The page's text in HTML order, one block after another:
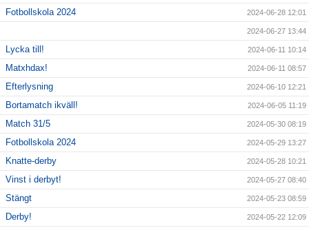
Fotbollskola 2024 2024-06-28 12:01
2024-06-27 13:44
Lycka till! 2024-06-11 10:14
Matxhdax! 2024-06-11 08:57
Efterlysning 2024-06-10 12:21
Bortamatch ikväll! 2024-06-05 11:19
Match 31/5 2024-05-30 08:19
Fotbollskola 2024 2024-05-29 13:27
Knatte-derby 2024-05-28 10:21
Vinst i derbyt! 2024-05-27 08:40
Stängt 2024-05-23 08:59
Derby! 2024-05-22 12:09